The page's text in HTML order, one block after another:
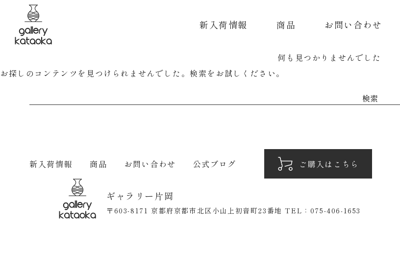
新入荷情報 商品 お問い合わせ
何も見つかりませんでした
お探しのコンテンツを見つけられませんでした。検索をお試しください。
新入荷情報 商品 お問い合わせ 公式ブログ ご購入はこちら
ギャラリー片岡
〒603-8171 京都府京都市北区小山上初音町23番地TEL： 075-406‐1653